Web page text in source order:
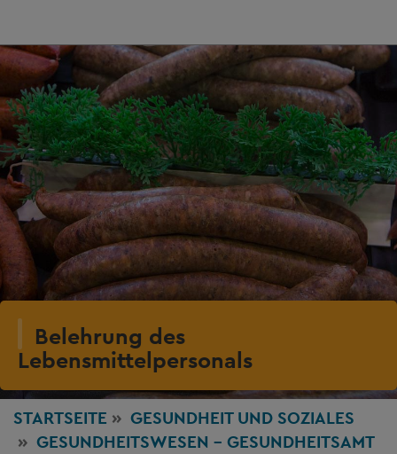
Belehrung des
Lebensmittelpersonals
STARTSEITE GESUNDHEIT UND SOZIALES
GESUNDHEITSWESEN - GESUNDHEITSAMT